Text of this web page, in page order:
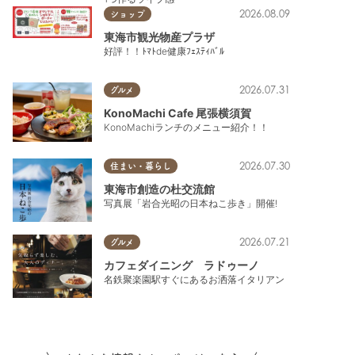
ショップ 2026.08.09
東海市観光物産プラザ
好評！！ﾄﾏﾄde健康ﾌｪｽﾃｨﾊﾞﾙ
グルメ 2026.07.31
KonoMachi Cafe 尾張横須賀
KonoMachiランチのメニュー紹介！！
住まい・暮らし 2026.07.30
東海市創造の杜交流館
写真展「岩合光昭の日本ねこ歩き」開催!
グルメ 2026.07.21
カフェダイニング ラドゥーノ
名鉄聚楽園駅すぐにあるお洒落イタリアン